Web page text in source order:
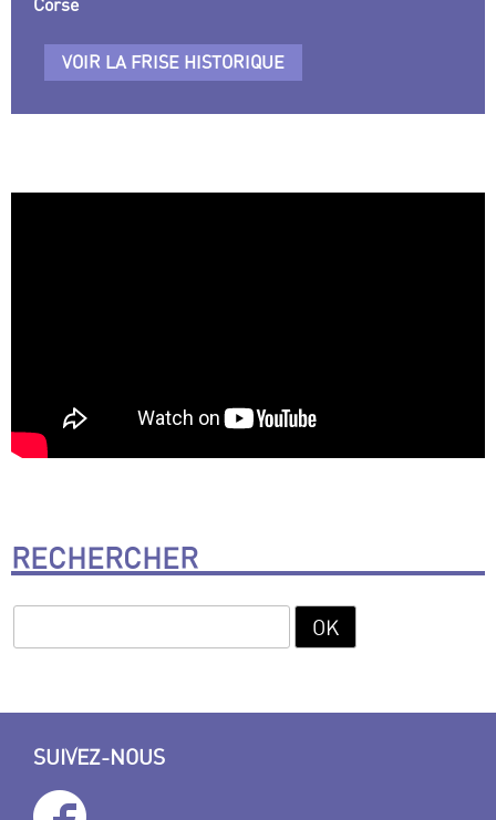
Corse
VOIR LA FRISE HISTORIQUE
RECHERCHER
SUIVEZ-NOUS